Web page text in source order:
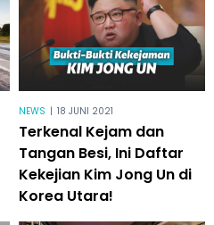
NEWS | 18 JUNI 2021
Terkenal Kejam dan
Tangan Besi, Ini Daftar
Kekejian Kim Jong Un di
Korea Utara!